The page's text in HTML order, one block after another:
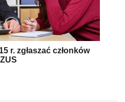
r. zgłaszać członków